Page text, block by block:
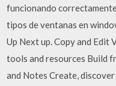
funcionando
tipos de ventanas en
Up Next up. Copy and
tools and resources Build
and Notes Create,